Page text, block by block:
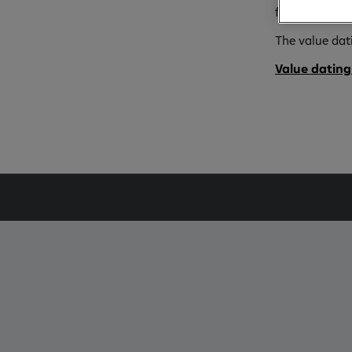
foreign
The value
Value